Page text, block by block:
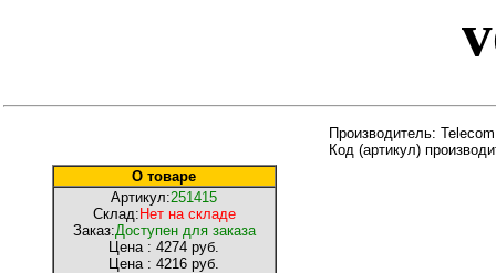
О товаре
Артикул:251415
Склад: Нет на складе
Заказ:Доступен для заказа
Цена : 4274 руб.
Цена : 4216 руб.
Производитель: Telecom
Код (артикул)